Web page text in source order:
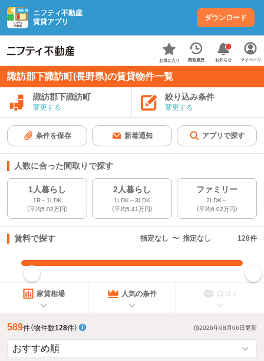
ニフティ不動産
賃貸アプリ
ダウンロード
お気に入り 閲覧履歴 お知らせ マイページ
諏訪郡下諏訪町(長野県)の賃貸物件一覧
諏訪郡下諏訪町
変更する
絞り込み条件
変更する
条件を保存 新着通知 アプリで探す
人数に合った間取りで探す
1人暮らし
1R～1LDK
（平均5.02万円）
2人暮らし
1LDK～3LDK
（平均5.41万円）
ファミリー
2LDK～
（平均6.02万円）
賃料で探す 指定なし 〜 指定なし 128件
指定した賃料で絞り込む
家賃相場 人気の条件 口コミ
589件（物件数128件） 2026年08月06日更新